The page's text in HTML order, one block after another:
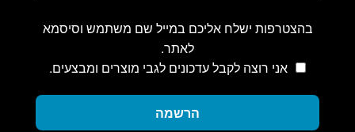
בהצטרפות ישלח אליכם במייל שם משתמש וסיסמא
לאתר.
אני רוצה לקבל עדכונים לגבי מוצרים ומבצעים.
הרשמה